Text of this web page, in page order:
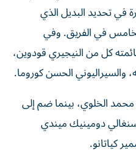
في تحديد البديل الذي
في الفريق. وفي
كل من النيجيري قودوين،
والسيراليوني الحسن كوروما.
الخلوي، بينما ضم إلى
دومينيك ميندي
كياتانو.